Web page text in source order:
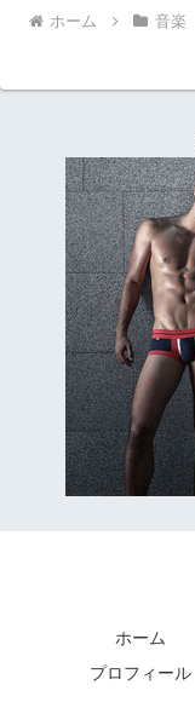
ホーム 音楽
ホーム
プロフィール